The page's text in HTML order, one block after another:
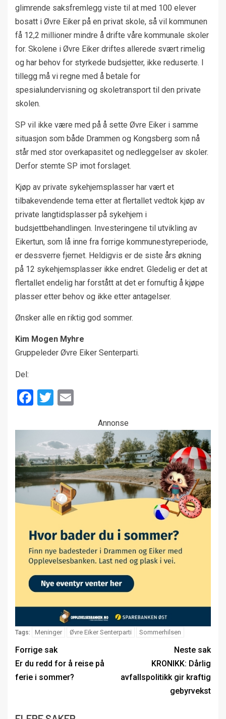
glimrende saksfremlegg viste til at med 100 elever
bosatt i Øvre Eiker på en privat skole, så vil kommunen
få 12,2 millioner mindre å drifte våre kommunale skoler
for. Skolene i Øvre Eiker driftes allerede svært rimelig
og har behov for styrkede budsjetter, ikke reduserte. I
tillegg må vi regne med å betale for
spesialundervisning og skoletransport til den private
skolen.
SP vil ikke være med på å sette Øvre Eiker i samme
situasjon som både Drammen og Kongsberg som nå
står med stor overkapasitet og nedleggelser av skoler.
Derfor stemte SP imot forslaget.
Kjøp av private sykehjemsplasser har vært et
tilbakevendende tema etter at flertallet vedtok kjøp av
private langtidsplasser på sykehjem i
budsjettbehandlingen. Investeringene til utvikling av
Eikertun, som lå inne fra forrige kommunestyreperiode,
er dessverre fjernet. Heldigvis er de siste års økning
på 12 sykehjemsplasser ikke endret. Gledelig er det at
flertallet endelig har forstått at det er fornuftig å kjøpe
plasser etter behov og ikke etter antagelser.
Ønsker alle en riktig god sommer.
Kim Mogen Myhre
Gruppeleder Øvre Eiker Senterparti.
Del:
Facebook
Twitter
Annonse
Tags: Meninger Øvre Eiker Senterparti Sommerhilsen
Forrige sak
Er du redd for å reise på
ferie i sommer?
Neste sak
KRONIKK: Dårlig
avfallspolitikk gir kraftig
gebyrvekst